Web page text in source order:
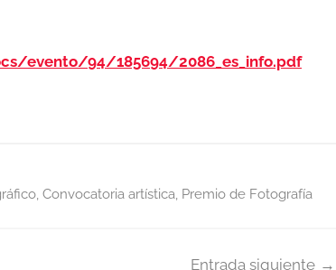
evento/94/185694/2086_es_info.pdf
, Convocatoria artística Premio de Fotografía
Entrada siguiente